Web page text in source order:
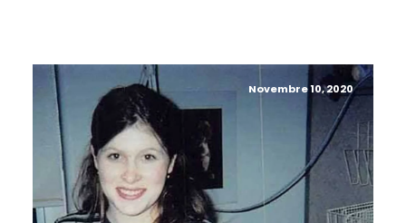
Novembre 10, 2020